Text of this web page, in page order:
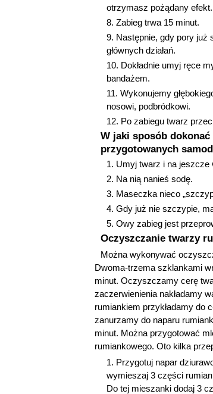
otrzymasz pożądany efekt.
Zabieg trwa 15 minut.
Następnie, gdy pory już
głównych działań.
Dokładnie umyj ręce
bandażem.
Wykonujemy
nosowi, podbródkowi.
Po zabiegu twarz
W jaki sposób
przygotowanych
Umyj twarz i na jeszcze
Na nią nanieś sodę.
Maseczka nieco
Gdy już nie szczypie,
Owy zabieg jest
Oczyszczanie twarzy
Można wykonywać
Dwoma-trzema szklankami
minut. Oczyszczamy cerę
zaczerwienienia nakładamy
rumiankiem przykładamy do
zanurzamy do naparu
minut. Można przygotować
rumiankowego. Oto kilka
Przygotuj napar
wymieszaj 3 części
Do tej mieszanki dodaj 3